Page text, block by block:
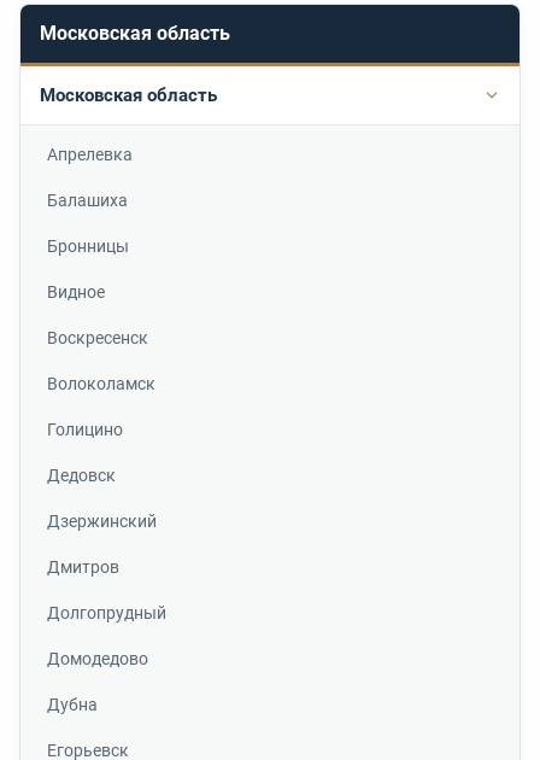
Московская область
Московская область
Апрелевка
Балашиха
Бронницы
Видное
Воскресенск
Волоколамск
Голицино
Дедовск
Дзержинский
Дмитров
Долгопрудный
Домодедово
Дубна
Егорьевск